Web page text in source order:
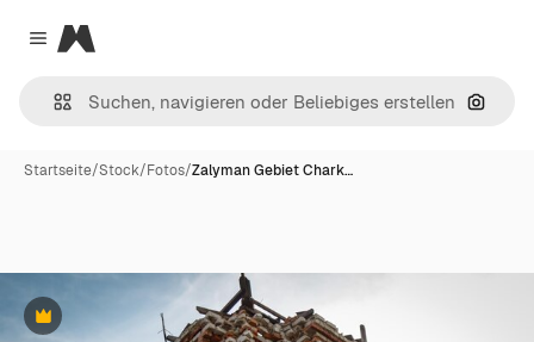
Close menu
Magnific
Nach
Startseite/Stock/Fotos/Zalyman Gebiet Chark…
Premium